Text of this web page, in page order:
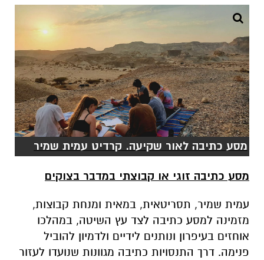
מסע כתיבה לאור שקיעה. קרדיט עמית שמיר
מסע כתיבה זוגי או קבוצתי במדבר בצוקים
עמית שמיר, תסריטאית, במאית ומנחת קבוצות,
מזמינה למסע כתיבה לצד עץ השיטה, במהלכו
אוחזים בעיפרון ונותנים לידיים ולדמיון להוביל
פנימה. דרך התנסויות כתיבה מגוונות שנועדו לעזור